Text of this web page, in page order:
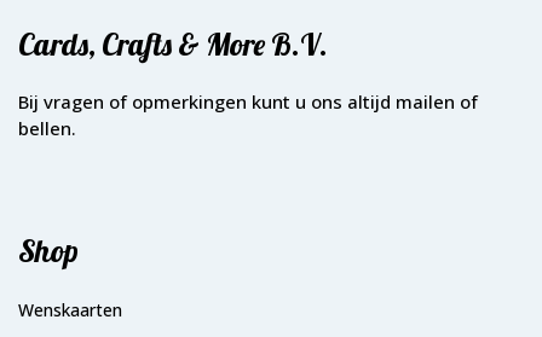
Cards, Crafts & More B.V.
Bij vragen of opmerkingen kunt u ons altijd mailen of
bellen.
Shop
Wenskaarten